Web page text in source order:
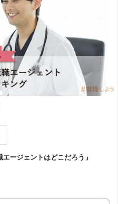
ージェントはどこだろう」